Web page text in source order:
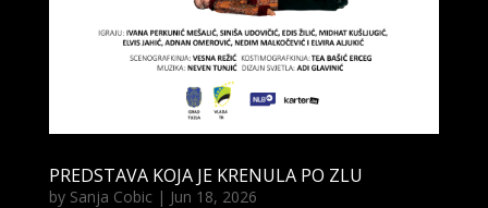
PREDSTAVA KOJA JE KRENULA PO ZLU
by Sanja Cobic| Jun 18, 2026